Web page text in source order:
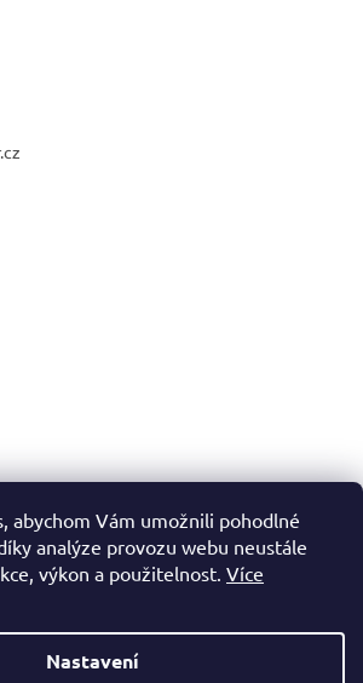
abychom Vám umožnili pohodlné
analýze provozu webu neustále
výkon a použitelnost. Více
Nastavení
Vytvořil Shoptet